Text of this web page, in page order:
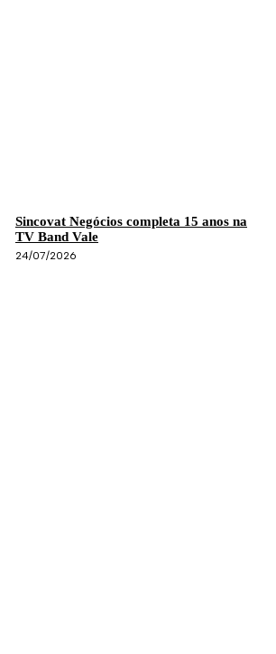
Sincovat Negócios completa 15 anos na
TV Band Vale
24/07/2026